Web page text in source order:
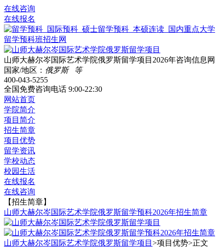
在线咨询
在线报名
山师大赫尔岑国际艺术学院俄罗斯留学项目2026年咨询信息网
国家/地区： 俄罗斯 等
400-043-5255
全国免费咨询电话 9:00-22:30
网站首页
学院简介
项目简介
招生简章
项目优势
留学资讯
学校动态
校园生活
在线报名
在线咨询
【招生简章】
山师大赫尔岑国际艺术学院俄罗斯留学预科2026年招生简章
山师大赫尔岑国际艺术学院俄罗斯留学项目 >项目优势>正文